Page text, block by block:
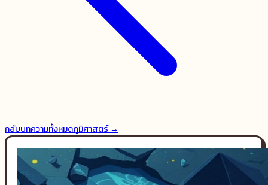
กลับบทความทั้งหมดภูมิศาสตร์→